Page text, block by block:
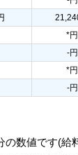
*円
-円
*円
-円
数値です(給